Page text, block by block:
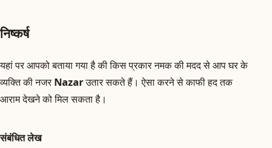
निष्कर्ष
यहां पर आपको बताया गया है की किस प्रकार नमक की मदद से आप घर के
व्यक्ति की नजरNazarउतार सकते हैं। ऐसा करने से काफी हद तक
आराम देखने को मिल सकता है।
संबंधित लेख